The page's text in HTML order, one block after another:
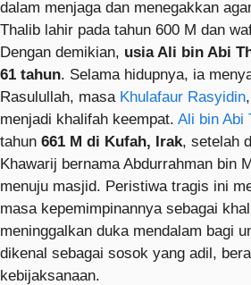
dalam menjaga dan menegakkan
Thalib lahir pada tahun 600 M dan
Dengan demikian, usia Ali bin Abi
61 tahun. Selama hidupnya, ia
Rasulullah, masa Khulafaur Rasyidin
menjadi khalifah keempat. Ali bin Abi
tahun 661 M di Kufah, Irak, setelah
Khawarij bernama Abdurrahman bin
menuju masjid. Peristiwa tragis ini
masa kepemimpinannya sebagai
meninggalkan duka mendalam bagi
dikenal sebagai sosok yang adil,
kebijaksanaan.